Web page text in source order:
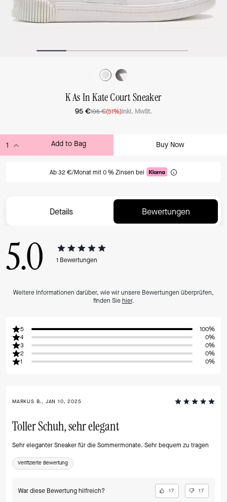
K As In Kate Court Sneaker
95 €195 €(51%)inkl. MwSt.
Add to Bag Buy Now
Ab 32 €/Monat mit 0 % Zinsen bei
Details Bewertungen
5.0 1 Bewertungen
Weitere Informationen darüber, wie wir unsere Bewertungen überprüfen,
finden Siehier.
5
100%
4
0%
3
0%
2
0%
1
0%
MARKUS B., JAN 10, 2025
Toller Schuh, sehr elegant
Sehr eleganter Sneaker für die Sommermonate. Sehr bequem zu tragen
Verifizierte Bewertung
War diese Bewertung hilfreich? 17 17